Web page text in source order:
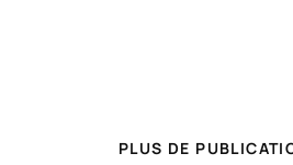
PLUS DE